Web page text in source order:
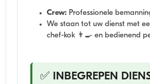
Crew: Professionele
We staan tot uw dienst met
chef-kok 👨‍🍳 en bedienend
✅ INBEGREPEN